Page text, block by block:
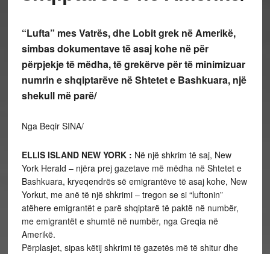
“Lufta” mes Vatrës, dhe Lobit grek në Amerikë,
simbas dokumentave të asaj kohe në për
përpjekje të mëdha, të grekërve për të minimizuar
numrin e shqiptarëve në Shtetet e Bashkuara, një
shekull më parë/
Nga Beqir SINA/
ELLIS ISLAND NEW YORK : Në një shkrim të saj, New
York Herald – njëra prej gazetave më mëdha në Shtetet e
Bashkuara, kryeqendrës së emigrantëve të asaj kohe, New
Yorkut, me anë të një shkrimi – tregon se si “luftonin”
atëhere emigrantët e parë shqiptarë të paktë në numbër,
me emigrantët e shumtë në numbër, nga Greqia në
Amerikë.
Përplasjet, sipas këtij shkrimi të gazetës më të shitur dhe